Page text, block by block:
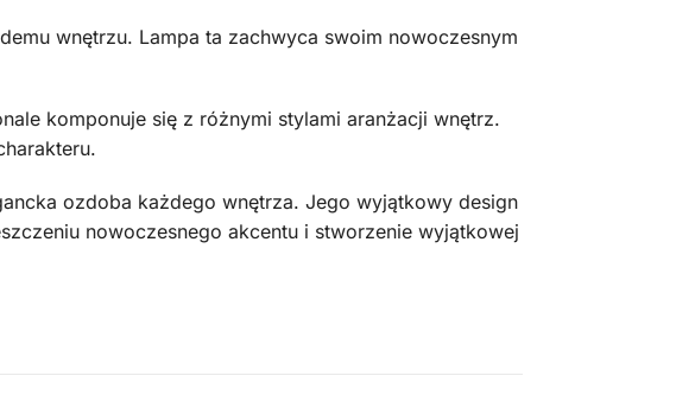
wnętrzu. Lampa ta zachwyca swoim nowoczesnym
komponuje się z różnymi stylami aranżacji wnętrz.
ozdoba każdego wnętrza. Jego wyjątkowy design
nowoczesnego akcentu i stworzenie wyjątkowej